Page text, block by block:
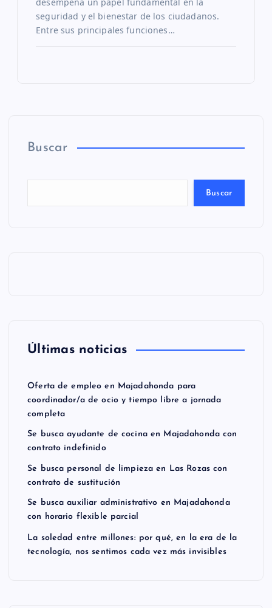
desempeña un papel fundamental en la
seguridad y el bienestar de los ciudadanos.
Entre sus principales funciones…
Buscar
Buscar
Últimas noticias
Oferta de empleo en Majadahonda para
coordinador/a de ocio y tiempo libre a jornada
completa
Se busca ayudante de cocina en Majadahonda con
contrato indefinido
Se busca personal de limpieza en Las Rozas con
contrato de sustitución
Se busca auxiliar administrativo en Majadahonda
con horario flexible parcial
La soledad entre millones: por qué, en la era de la
tecnología, nos sentimos cada vez más invisibles